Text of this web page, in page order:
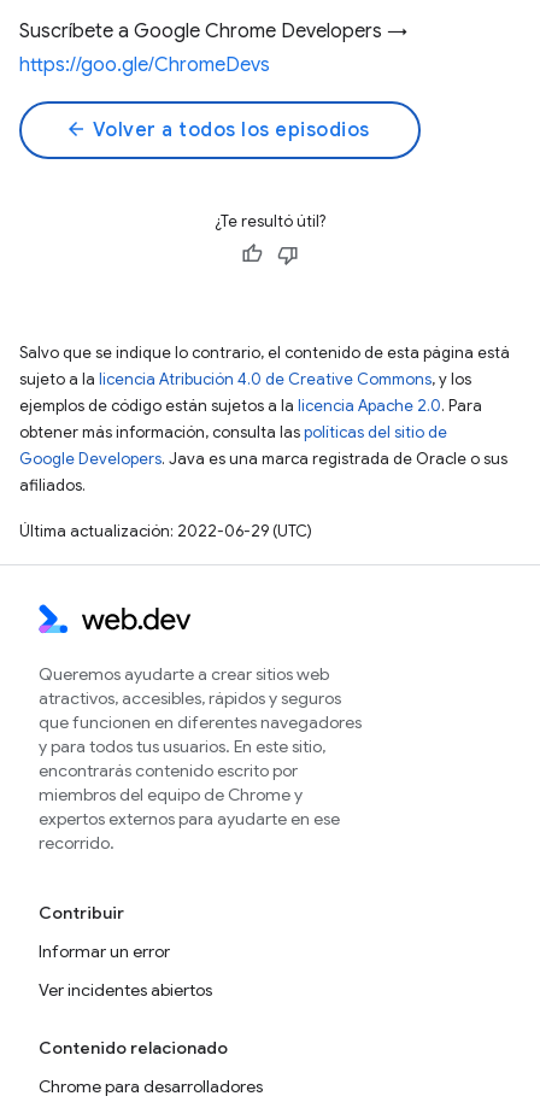
Suscríbete a Google Chrome Developers →
https://goo.gle/ChromeDevs
arrow_back Volver a todos los episodios
¿Te resultó útil?
Salvo que se indique lo contrario, el contenido de esta página está
sujeto a la licencia Atribución 4.0 de Creative Commons, y los
ejemplos de código están sujetos a la licencia Apache 2.0. Para
obtener más información, consulta laspolíticas del sitio de
Google Developers. Java es una marca registrada de Oracle o sus
afiliados.
Última actualización: 2022-06-29 (UTC)
Queremos ayudarte a crear sitios web
atractivos, accesibles, rápidos y seguros
que funcionen en diferentes navegadores
y para todos tus usuarios. En este sitio,
encontrarás contenido escrito por
miembros del equipo de Chrome y
expertos externos para ayudarte en ese
recorrido.
Contribuir
Informar un error
Ver incidentes abiertos
Contenido relacionado
Chrome para desarrolladores